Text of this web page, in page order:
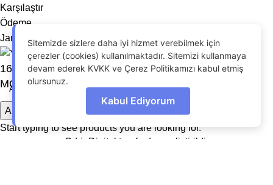
Karşılaştır
Ödeme
Jant Noktası 2026 - Tüm hakları saklıdır.
Arama
Start typing to see products you are looking for.
16′ 4X108 O.Z RACİNG SUPERTURISMO JANT
MODELİ
OdrinDigital tarafından geliştirildi.
Sitemizde sizlere daha iyi hizmet verebilmek için
çerezler (cookies) kullanılmaktadır. Sitemizi kullanmaya
devam ederek KVKK ve Çerez Politikamızı kabul etmiş
olursunuz.
Kabul Ediyorum